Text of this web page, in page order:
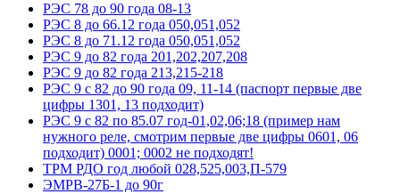
РЭС 78 до 90 года 08-13
РЭС 8 до 66.12 года 050,051,052
РЭС 8 до 71.12 года 050,051,052
РЭС 9 до 82 года 201,202,207,208
РЭС 9 до 82 года 213,215-218
РЭС 9 с 82 до 90 года 09, 11-14 (паспорт первые две
цифры 1301, 13 подходит)
РЭС 9 с 82 по 85.07 год-01,02,06;18 (пример нам
нужного реле, смотрим первые две цифры 0601, 06
подходит) 0001; 0002 не подходят!
ТРМ РДО год любой 028,525,003,П-579
ЭМРВ-27Б-1 до 90г